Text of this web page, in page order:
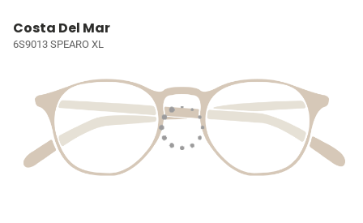
Costa Del Mar
6S9013 SPEARO XL